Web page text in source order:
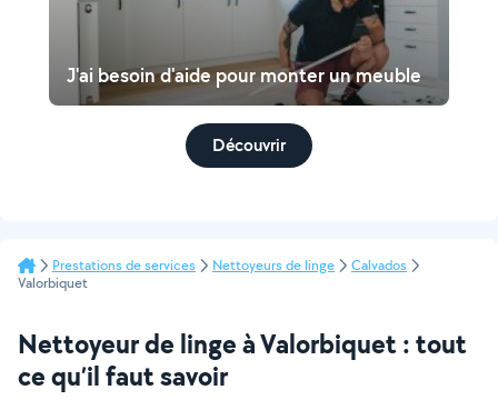
J'ai besoin d'aide pour monter un meuble
Découvrir
Prestations de services Nettoyeurs de linge
Calvados
Valorbiquet
Nettoyeur de linge à Valorbiquet : tout
ce qu’il faut savoir